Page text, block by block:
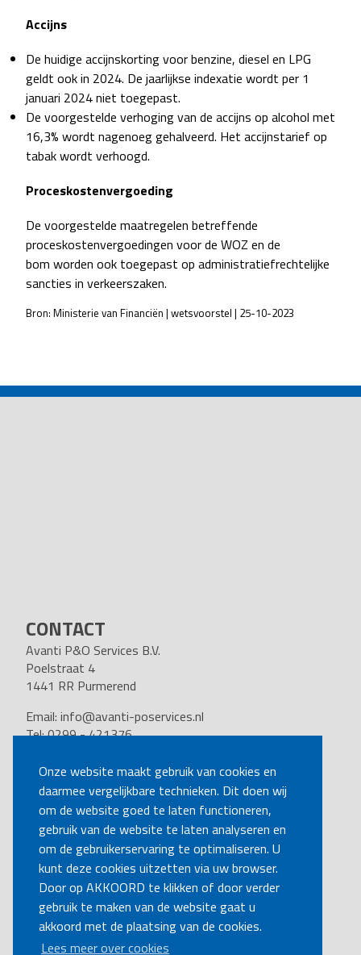
Onze website maakt gebruik van cookies en
daarmee vergelijkbare technieken. Dit doen wij
om de website goed te laten functioneren,
gebruik van de website te laten analyseren en
om de gebruikerservaring te optimaliseren. U
kunt deze cookies uitzetten via uw browser.
Door op AKKOORD te klikken of door verder
gebruik te maken van de website gaat u
akkoord met de plaatsing van de cookies.
Lees meer over cookies
Accijns
De huidige accijnskorting voor benzine, diesel en LPG
geldt ook in 2024. De jaarlijkse indexatie wordt per 1
januari 2024 niet toegepast.
De voorgestelde verhoging van de accijns op alcohol met
16,3% wordt nagenoeg gehalveerd. Het accijnstarief op
tabak wordt verhoogd.
Proceskostenvergoeding
De voorgestelde maatregelen betreffende
proceskostenvergoedingen voor de WOZ en de
bom worden ook toegepast op administratiefrechtelijke
sancties in verkeerszaken.
Bron: Ministerie van Financiën | wetsvoorstel | 25-10-2023
NAVIGATION
CONTACT
Avanti P&O Services B.V.
Poelstraat 4
1441 RR Purmerend
Email: info@avanti-poservices.nl
Tel: 0299 - 421376
Kvk nummer: 37140121
VOLG ONS
BEL MIJ TERUG
MAAK EEN AFSPRAAK